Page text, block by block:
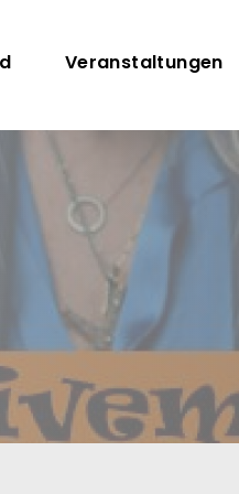
Veranstaltungen